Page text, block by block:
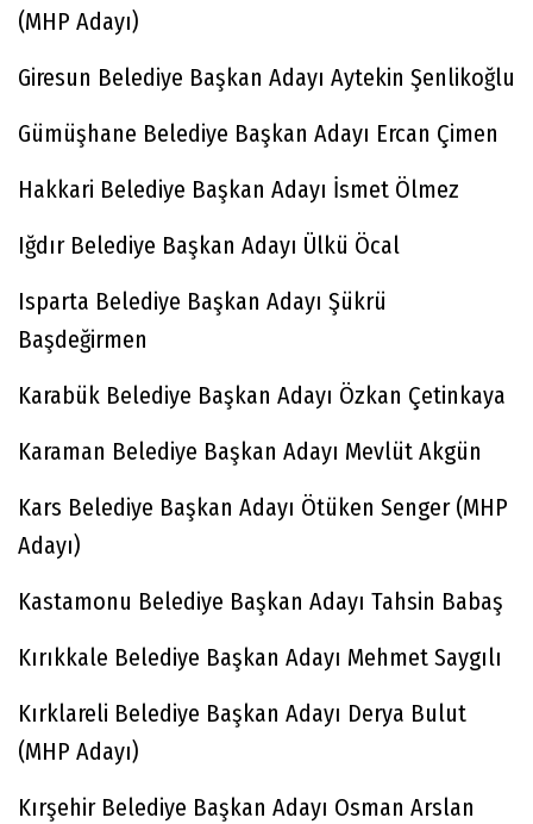
(MHP Adayı)
Giresun Belediye Başkan Adayı Aytekin Şenlikoğlu
Gümüşhane Belediye Başkan Adayı Ercan Çimen
Hakkari Belediye Başkan Adayı İsmet Ölmez
Iğdır Belediye Başkan Adayı Ülkü Öcal
Isparta Belediye Başkan Adayı Şükrü
Başdeğirmen
Karabük Belediye Başkan Adayı Özkan Çetinkaya
Karaman Belediye Başkan Adayı Mevlüt Akgün
Kars Belediye Başkan Adayı Ötüken Senger (MHP
Adayı)
Kastamonu Belediye Başkan Adayı Tahsin Babaş
Kırıkkale Belediye Başkan Adayı Mehmet Saygılı
Kırklareli Belediye Başkan Adayı Derya Bulut
(MHP Adayı)
Kırşehir Belediye Başkan Adayı Osman Arslan